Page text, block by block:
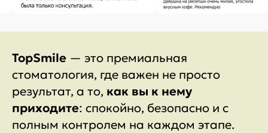
TopSmile — это премиальная
стоматология, где важен не просто
результат, а то, как вы к нему
приходите: спокойно, безопасно и с
полным контролем на каждом этапе.